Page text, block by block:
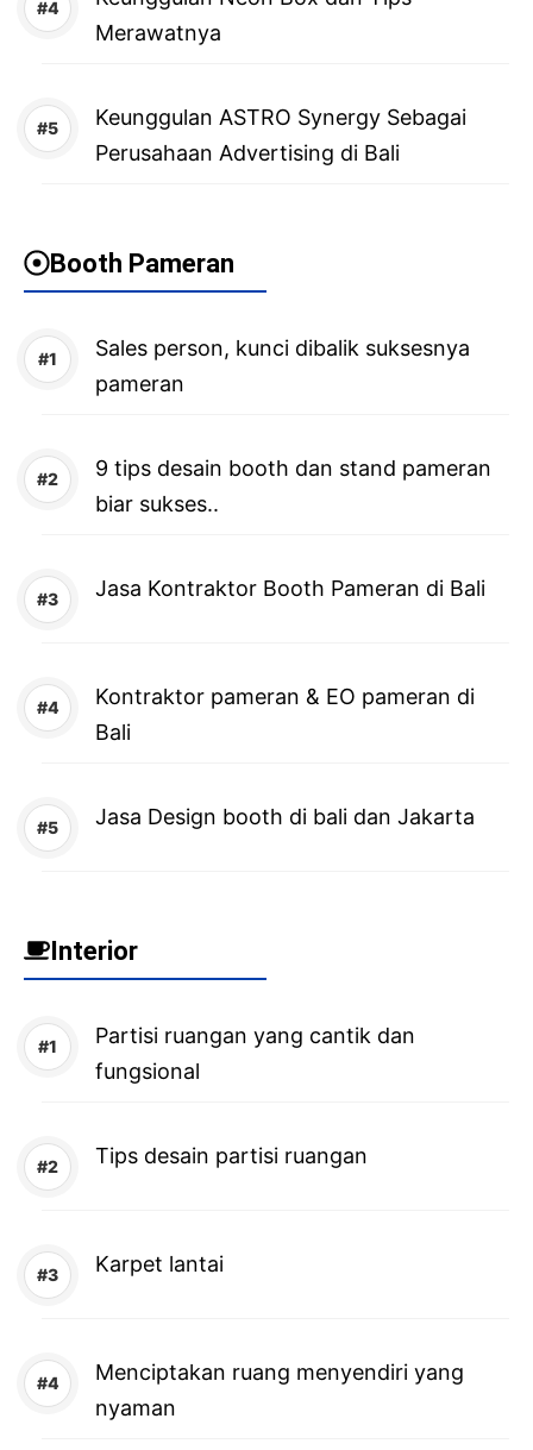
Merawatnya
Keunggulan ASTRO Synergy Sebagai
Perusahaan Advertising di Bali
Booth Pameran
Sales person, kunci dibalik suksesnya
pameran
9 tips desain booth dan stand pameran
biar sukses..
Jasa Kontraktor Booth Pameran di Bali
Kontraktor pameran & EO pameran di
Bali
Jasa Design booth di bali dan Jakarta
Interior
Partisi ruangan yang cantik dan
fungsional
Tips desain partisi ruangan
Karpet lantai
Menciptakan ruang menyendiri yang
nyaman